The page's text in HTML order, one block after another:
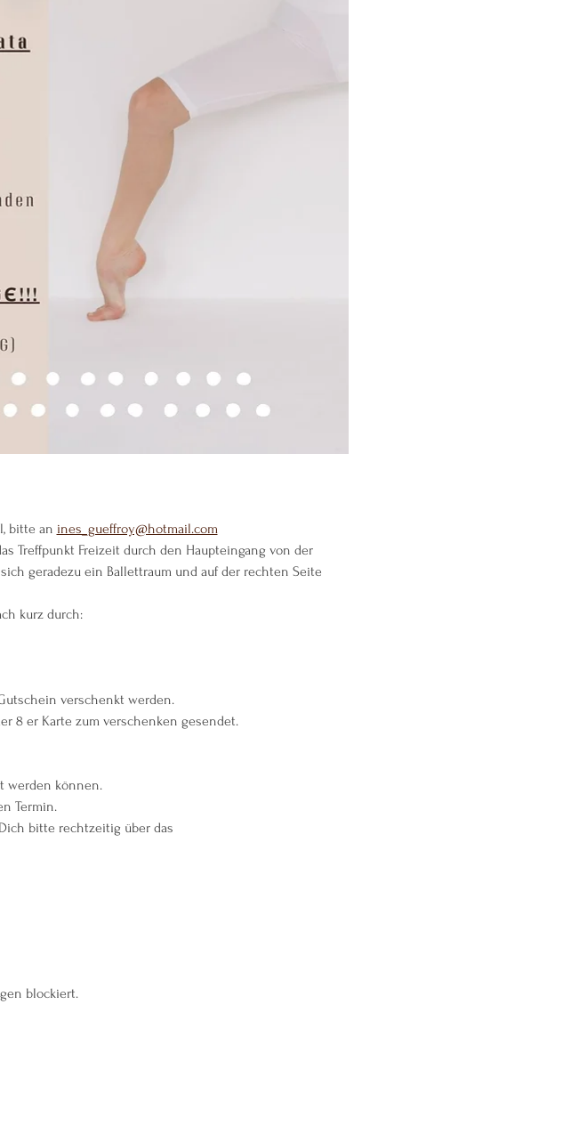
bitte an ines_gueffroy@hotmail.com
Treffpunkt Freizeit durch den Haupteingang von der
geradezu ein Ballettraum und auf der rechten Seite
kurz durch:
verschenkt werden.
8 er Karte zum verschenken gesendet.
werden können.
Termin.
bitte rechtzeitig über das
blockiert.